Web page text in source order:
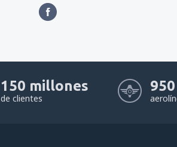
150 millones
de clientes
950